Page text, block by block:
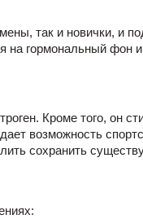
так и новички, и
на гормональный фон
Кроме того, он
возможность
сохранить